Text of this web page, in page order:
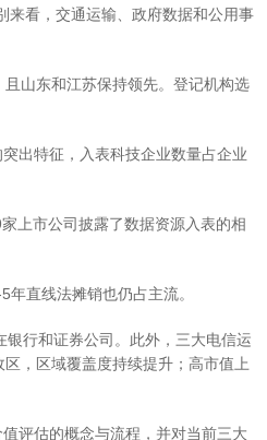
来看，交通运输、政府数据和公用事
山东和江苏保持领先。登记机构选
出特征，入表科技企业数量占企业
上市公司披露了数据资源入表的相
直线法摊销也仍占主流。
行和证券公司。此外，三大电信运
，区域覆盖度持续提升；高市值上
评估的概念与流程，并对当前三大